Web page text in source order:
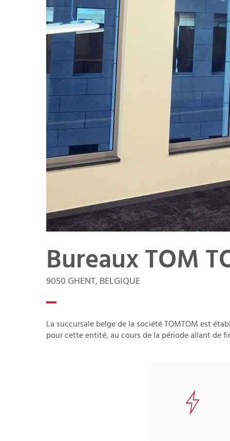
Bureaux TOM
9050 GHENT, BELGIQUE
La succursale belge de la société TOMTOM est
pour cette entité, au cours de la période allant de